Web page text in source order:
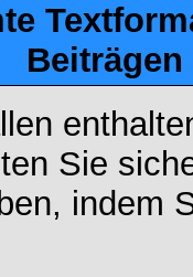
Sie
indem